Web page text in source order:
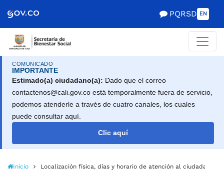
de Gobierno
PQRSD EN
COMUNICADO
IMPORTANTE
Estimado(a) ciudadano(a): Dado que el correo
contactenos@cali.gov.co está temporalmente fuera de servicio,
podemos atenderle a través de cuatro canales, los cuales
puede consultar aquí.
Clic aquí
Inicio Localización física, días y horario de atención al ciudadano